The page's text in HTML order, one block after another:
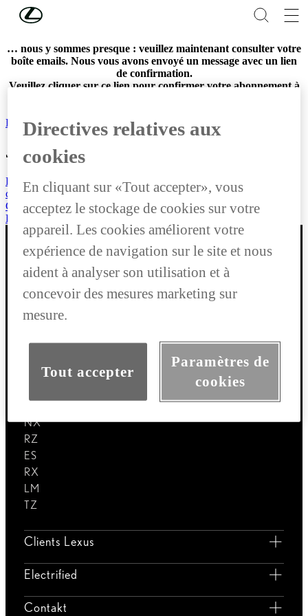
Skip to Main Content
… nous y sommes presque : veuillez maintenant consulter votre
boîte emails. Nous vous avons envoyé un message avec un lien
de confirmation.
Veuillez cliquer sur ce lien pour confirmer votre abonnement à
Retour Retour
J'aimerais...
Faire un essai
chercher un agent
Contacter Lexus
Réserver un service en ligne
Merci de votre visite
NX
RZ
ES
RX
LM
TZ
Clients Lexus
Electrified
Contakt
Directives relatives aux
cookies
En cliquant sur «Tout accepter», vous
acceptez le stockage de cookies sur votre
appareil. Les cookies améliorent votre
expérience de navigation sur le site et nous
aident à analyser son utilisation et à
concevoir des mesures marketing sur
mesure.
Tout accepter
Paramètres de
cookies